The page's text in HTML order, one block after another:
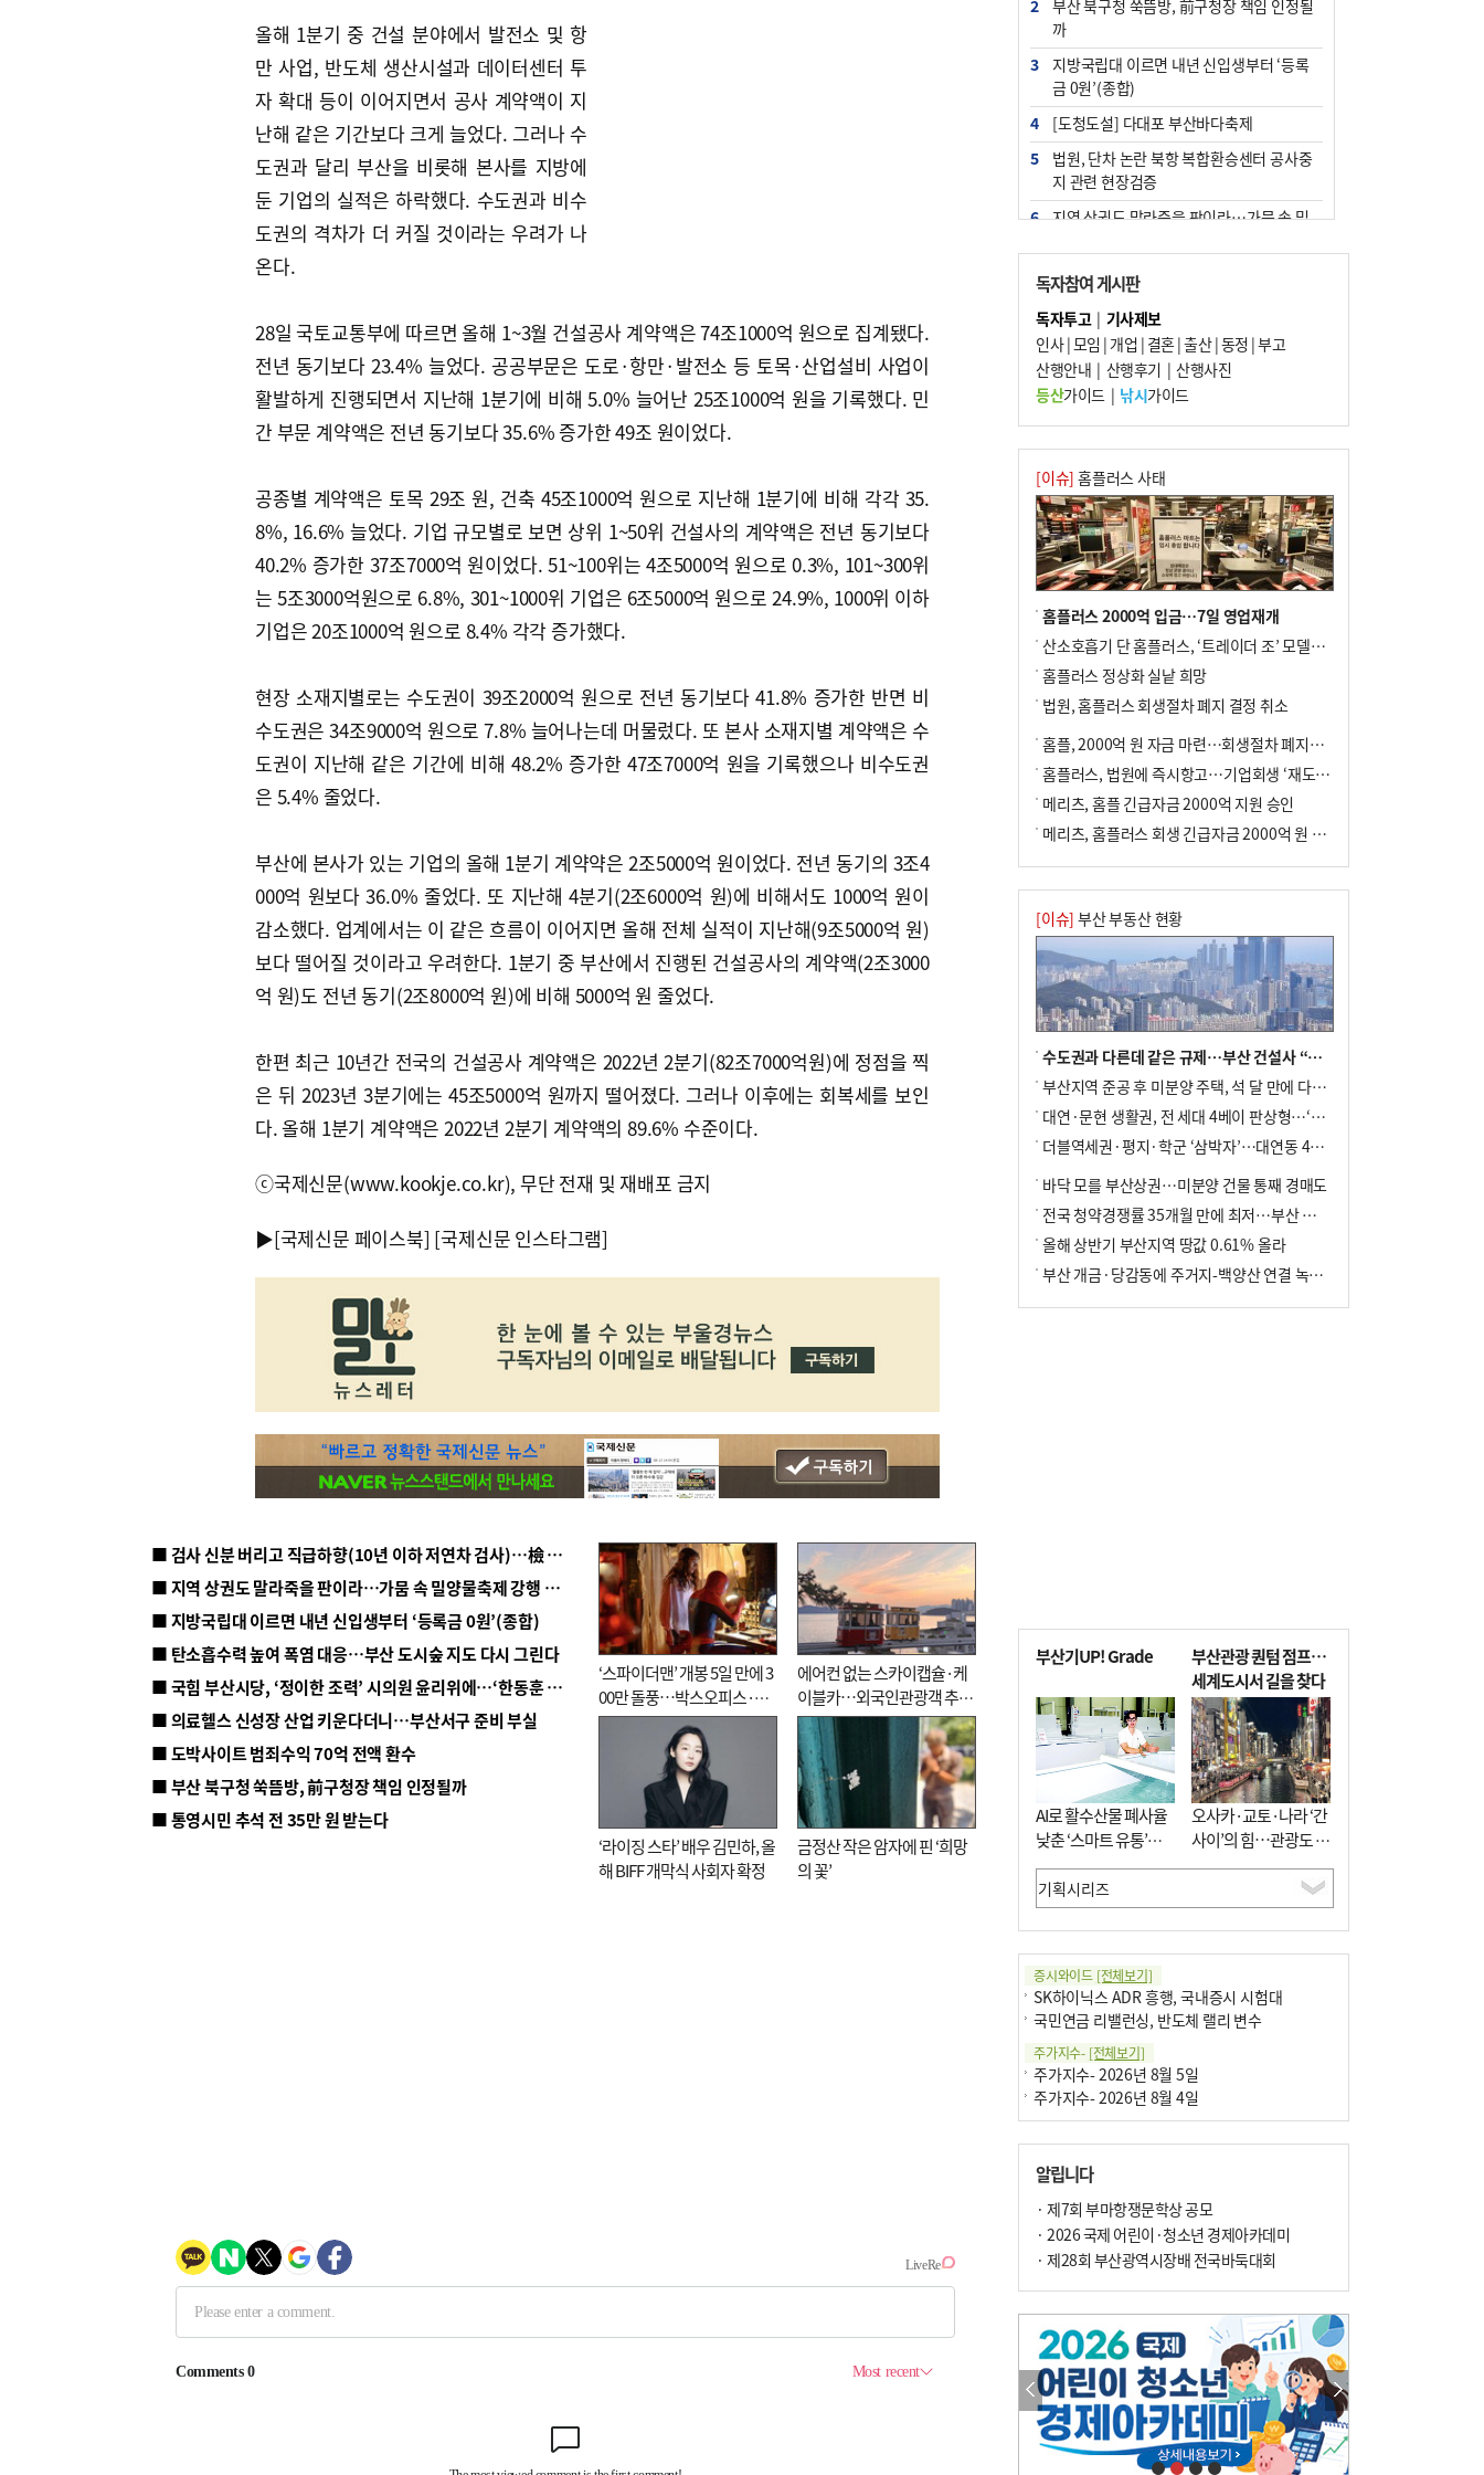
올해 1분기 중 건설 분야에서 발전소 및 항
만 사업, 반도체 생산시설과 데이터센터 투
자 확대 등이 이어지면서 공사 계약액이 지
난해 같은 기간보다 크게 늘었다. 그러나 수
도권과 달리 부산을 비롯해 본사를 지방에
둔 기업의 실적은 하락했다. 수도권과 비수
도권의 격차가 더 커질 것이라는 우려가 나
온다.
28일 국토교통부에 따르면 올해 1~3월 건설공사 계약액은 74조1000억 원으로 집계됐다.
전년 동기보다 23.4% 늘었다. 공공부문은 도로·항만·발전소 등 토목·산업설비 사업이
활발하게 진행되면서 지난해 1분기에 비해 5.0% 늘어난 25조1000억 원을 기록했다. 민
간 부문 계약액은 전년 동기보다 35.6% 증가한 49조 원이었다.
공종별 계약액은 토목 29조 원, 건축 45조1000억 원으로 지난해 1분기에 비해 각각 35.
8%, 16.6% 늘었다. 기업 규모별로 보면 상위 1~50위 건설사의 계약액은 전년 동기보다
40.2% 증가한 37조7000억 원이었다. 51~100위는 4조5000억 원으로 0.3%, 101~300위
는 5조3000억원으로 6.8%, 301~1000위 기업은 6조5000억 원으로 24.9%, 1000위 이하
기업은 20조1000억 원으로 8.4% 각각 증가했다.
현장 소재지별로는 수도권이 39조2000억 원으로 전년 동기보다 41.8% 증가한 반면 비
수도권은 34조9000억 원으로 7.8% 늘어나는데 머물렀다. 또 본사 소재지별 계약액은 수
도권이 지난해 같은 기간에 비해 48.2% 증가한 47조7000억 원을 기록했으나 비수도권
은 5.4% 줄었다.
부산에 본사가 있는 기업의 올해 1분기 계약약은 2조5000억 원이었다. 전년 동기의 3조4
000억 원보다 36.0% 줄었다. 또 지난해 4분기(2조6000억 원)에 비해서도 1000억 원이
감소했다. 업계에서는 이 같은 흐름이 이어지면 올해 전체 실적이 지난해(9조5000억 원)
보다 떨어질 것이라고 우려한다. 1분기 중 부산에서 진행된 건설공사의 계약액(2조3000
억 원)도 전년 동기(2조8000억 원)에 비해 5000억 원 줄었다.
한편 최근 10년간 전국의 건설공사 계약액은 2022년 2분기(82조7000억원)에 정점을 찍
은 뒤 2023년 3분기에는 45조5000억 원까지 떨어졌다. 그러나 이후에는 회복세를 보인
다. 올해 1분기 계약액은 2022년 2분기 계약액의 89.6% 수준이다.
ⓒ국제신문(www.kookje.co.kr), 무단 전재 및 재배포 금지
▶[국제신문 페이스북] [국제신문 인스타그램]
■ 검사 신분 버리고 직급하향(10년 이하 저연차 검사)…檢 중수청행 기피
■ 지역 상권도 말라죽을 판이라…가뭄 속 밀양물축제 강행 논란
■ 지방국립대 이르면 내년 신입생부터 ‘등록금 0원’(종합)
■ 탄소흡수력 높여 폭염 대응…부산 도시숲 지도 다시 그린다
■ 국힘 부산시당, ‘정이한 조력’ 시의원 윤리위에…‘한동훈 지지’도 신고접수
■ 의료헬스 신성장 산업 키운다더니…부산서구 준비 부실
■ 도박사이트 범죄수익 70억 전액 환수
■ 부산 북구청 쑥뜸방, 前구청장 책임 인정될까
■ 통영시민 추석 전 35만 원 받는다
‘스파이더맨’ 개봉 5일 만에 3
00만 돌풍…박스오피스·예
매율 동시 1위
에어컨 없는 스카이캡슐·케
이블카…외국인관광객 추억
대신 고역 될라
‘라이징 스타’ 배우 김민하, 올
해 BIFF 개막식 사회자 확정
금정산 작은 암자에 핀 ‘희망
의 꽃’
2
부산 북구청 쑥뜸방, 前구청장 책임 인정될
까
3
지방국립대 이르면 내년 신입생부터 ‘등록
금 0원’(종합)
4
[도청도설] 다대포 부산바다축제
5
법원, 단차 논란 북항 복합환승센터 공사중
지 관련 현장검증
6
지역 상권도 말라죽을 판이라…가뭄 속 밀
7
통영시민 추석 전 35만 원 받는다
8
해양수산부 신청사 북항재개발 부지에 짓
는다
9
부산 철강공장 50대 노동자 추락사
10 국힘 부산시당, ‘정이한 조력’ 시의원 윤리
위에…‘한동훈 지지’도 신고접수
독자참여 게시판
독자투고| 기사제보
인사|모임 | 개업 | 결혼|출산|동정 |부고
산행안내 | 산행후기 | 산행사진
등산가이드| 낚시가이드
[이슈] 홈플러스 사태
홈플러스 2000억 입금…7일 영업재개
산소호흡기 단 홈플러스, ‘트레이더 조’ 모델로 살아날까
홈플러스 정상화 실낱 희망
법원, 홈플러스 회생절차 폐지 결정 취소
홈플, 2000억 원 자금 마련…회생절차 폐지에 즉시항고(종합)
홈플러스, 법원에 즉시항고…기업회생 ‘재도전’
메리츠, 홈플 긴급자금 2000억 지원 승인
메리츠, 홈플러스 회생 긴급자금 2000억 원 지원 승인
[이슈] 부산 부동산 현황
수도권과 다른데 같은 규제…부산 건설사 “쓰러지기 직전”
부산지역 준공 후 미분양 주택, 석 달 만에 다시 3000가구 넘어서
대연·문현 생활권, 전 세대 4베이 판상형…‘더샵 트리센트’ 내달 분양
더블역세권·평지·학군 ‘삼박자’…대연동 42층 브랜드 단지
바닥 모를 부산상권…미분양 건물 통째 경매도
전국 청약경쟁률 35개월 만에 최저…부산 미분양 ‘적체’ 심화
올해 상반기 부산지역 땅값 0.61% 올라
부산 개금·당감동에 주거지-백양산 연결 녹지 조성
부산기UP! Grade
AI로 활수산물 폐사율
낮춘 ‘스마트 유통’…
사막·산악지대 수출
도전
부산관광 퀀텀 점프…
세계도시서 길을 찾다
오사카·교토·나라 ‘간
사이’의 힘…관광도 뭉
쳐야 흥한다
증시와이드 [전체보기]
SK하이닉스 ADR 흥행, 국내증시 시험대
국민연금 리밸런싱, 반도체 랠리 변수
주가지수- [전체보기]
주가지수- 2026년 8월 5일
주가지수- 2026년 8월 4일
알립니다
· 제7회 부마항쟁문학상 공모
· 2026 국제 어린이·청소년 경제아카데미
· 제28회 부산광역시장배 전국바둑대회